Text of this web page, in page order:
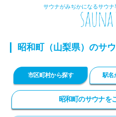
サウナがみぢかになるサウ
昭和町（山梨県）のサ
市区町村から探す 駅名
昭和町のサウナを